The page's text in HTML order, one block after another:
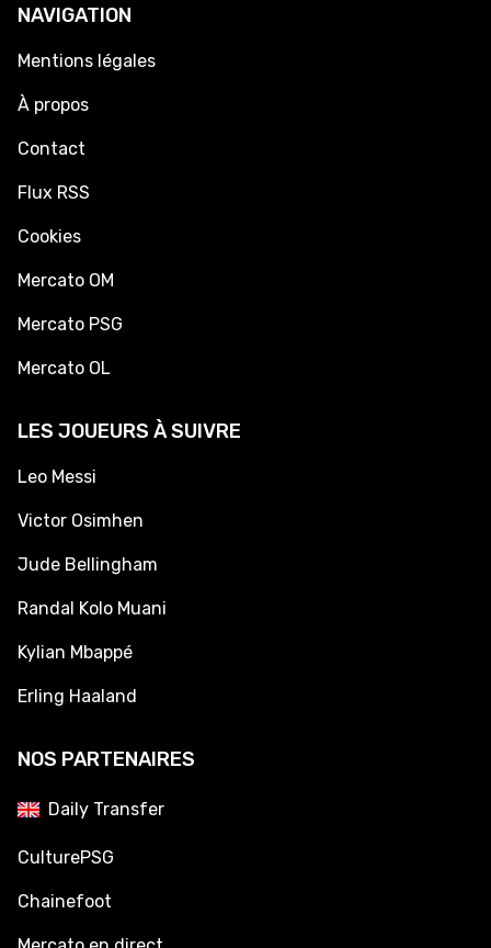
NAVIGATION
Mentions légales
À propos
Contact
Flux RSS
Cookies
Mercato OM
Mercato PSG
Mercato OL
LES JOUEURS À SUIVRE
Leo Messi
Victor Osimhen
Jude Bellingham
Randal Kolo Muani
Kylian Mbappé
Erling Haaland
NOS PARTENAIRES
Daily Transfer
CulturePSG
Chainefoot